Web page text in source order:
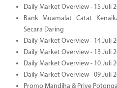
Daily Market Overview - 15 Juli
Bank Muamalat Catat
Secara Daring
Daily Market Overview - 14 Juli
Daily Market Overview - 13 Juli
Daily Market Overview - 10 Juli
Daily Market Overview - 09 Juli
Promo Mandjha & Prive